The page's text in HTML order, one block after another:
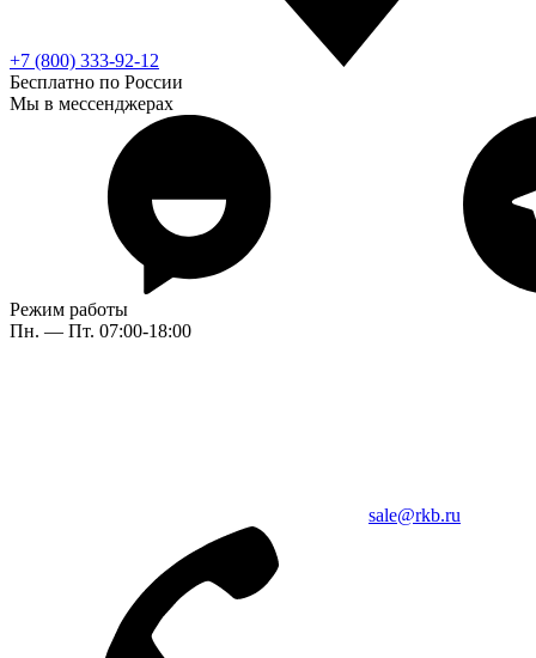
+7 (800) 333-92-12
Бесплатно по России
Мы в мессенджерах
Режим работы
Пн. — Пт. 07:00-18:00
sale@rkb.ru